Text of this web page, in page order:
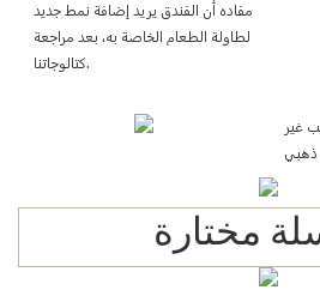
مفاده أن الفندق يريد إضافة نمط جديد
لطاولة الطعام الخاصة به، بعد مراجعة
كتالوجاتنا.
غير
مختارة